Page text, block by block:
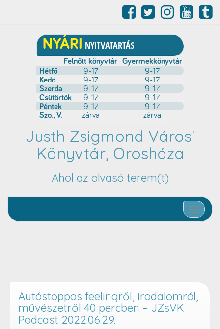
Justh Zsigmond Városi
Könyvtár, Orosháza
Ahol az olvasó terem(t)
Toggle
Autóstoppos feelingről, irodalomról,
művészetről 40 percben – JZsVK
Podcast 2022.06.29.